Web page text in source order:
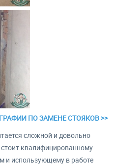
ПО ЗАМЕНЕ СТОЯКОВ >>
сложной и довольно
квалифицированному
и использующему в работе